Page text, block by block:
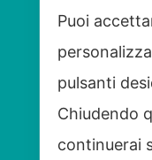
Puoi
pulsanti
Chiudendo
continuerai